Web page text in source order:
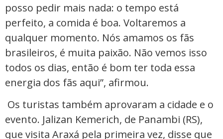
posso pedir mais nada: o tempo está
perfeito, a comida é boa. Voltaremos a
qualquer momento. Nós amamos os fãs
brasileiros, é muita paixão. Não vemos isso
todos os dias, então é bom ter toda essa
energia dos fãs aqui”, afirmou.
Os turistas também aprovaram a cidade e o
evento. Jalizan Kemerich, de Panambi (RS),
que visita Araxá pela primeira vez, disse que